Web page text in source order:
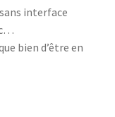
interface
bien d’être en